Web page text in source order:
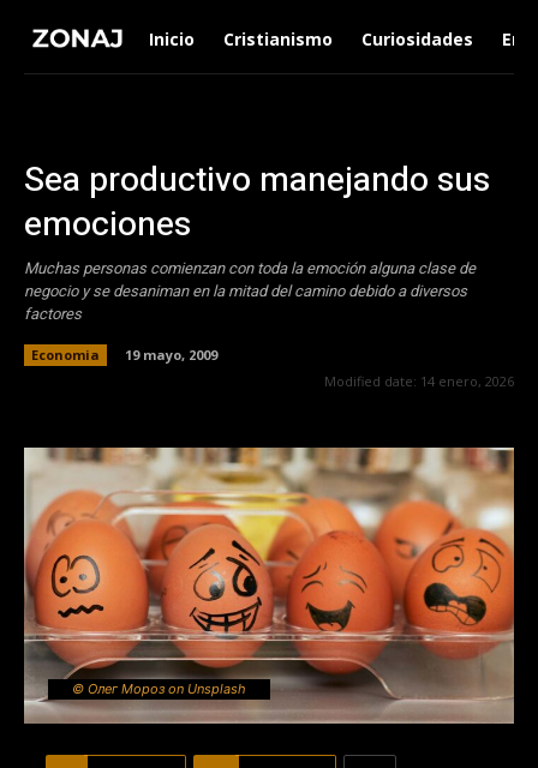
Inicio Cristianismo Curiosidades
Sea productivo manejando sus
emociones
Muchas personas comienzan con toda la emoción alguna clase de
negocio y se desaniman en la mitad del camino debido a diversos
factores
Economia
19 mayo, 2009
Modified date: 14 enero, 2026
© Олег Мороз on Unsplash